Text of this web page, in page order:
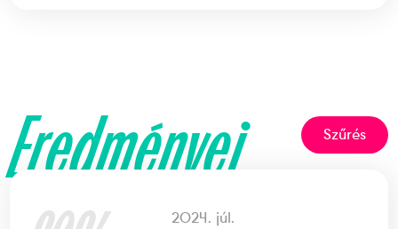
Eredményei Szűrés
2024. júl.